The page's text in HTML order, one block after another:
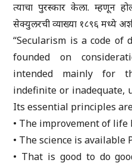
त्याचा पुरस्कार केला. म्हणून
सेक्युलरची व्याख्या १८९६ मध्ये
“Secularism is a code
founded on
intended mainly for
indefinite or inadequate,
Its essential principles
• The improvement of life
• The science is available
• That is good to do